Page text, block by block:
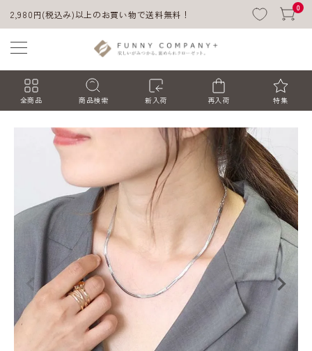
2,980円(税込み)以上のお買い物で送料無料！
0
全商品 商品検索 新入荷 再入荷 特集
ACCOUNT MENU
ようこそ ゲスト 様
ログイン